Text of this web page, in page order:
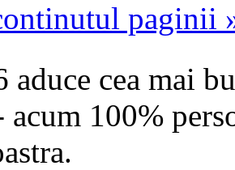
paginii
aduce cea mai
acum 100%